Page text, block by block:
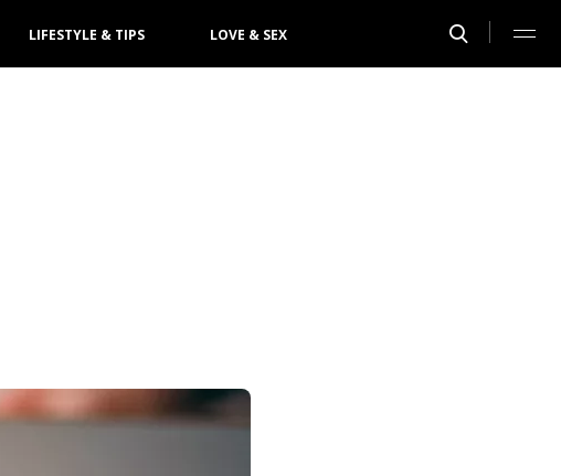
LIFESTYLE & TIPS LOVE & SEX